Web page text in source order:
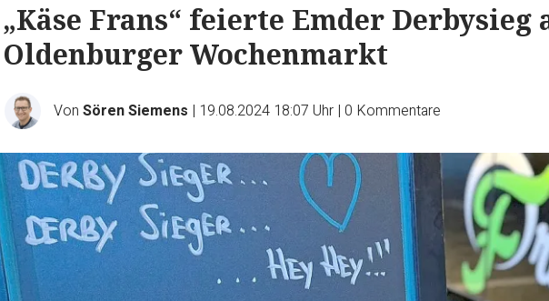
„Käse Frans“ feierte Emder Derbysieg
Oldenburger Wochenmarkt
Von Sören Siemens | 19.08.2024 18:07 Uhr | 0 Kommentare